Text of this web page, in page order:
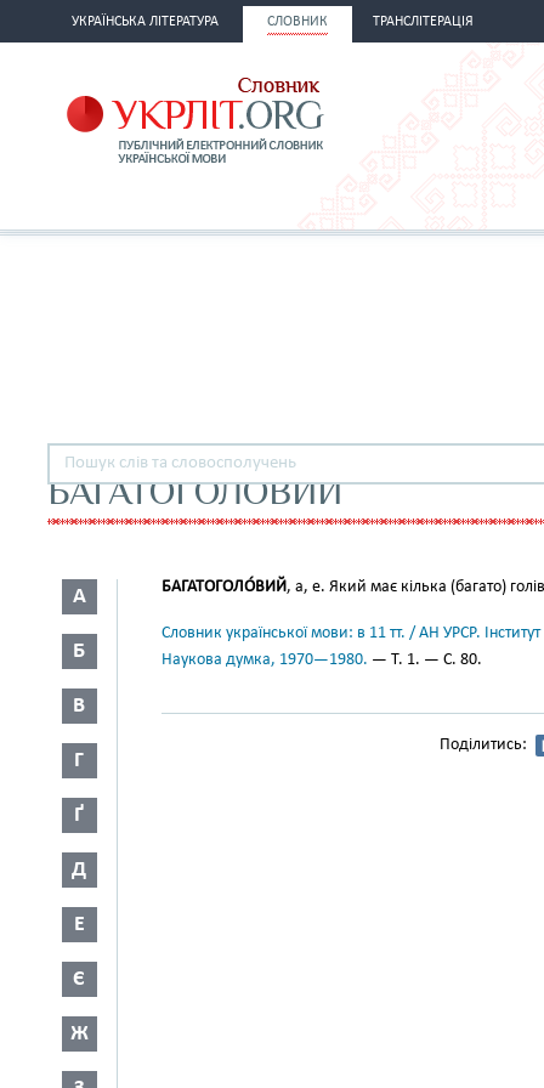
УКРАЇНСЬКА ЛІТЕРАТУРА СЛОВНИК ТРАНСЛІТЕРАЦІЯ
БАГАТОГОЛОВИЙ
А
Б
В
Г
Ґ
Д
Е
Є
Ж
БАГАТОГОЛО́ВИЙ, а, е. Який має кілька (багато)
Словник української мови: в 11 тт. / АН УРСР.
Наукова думка, 1970—1980. — Т. 1. — С. 80.
Поділитись: